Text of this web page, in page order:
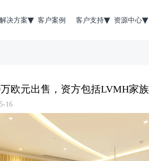
解决方案 客户案例 客户支持 资源中心
欧元出售，资方包括LVMH家族
16